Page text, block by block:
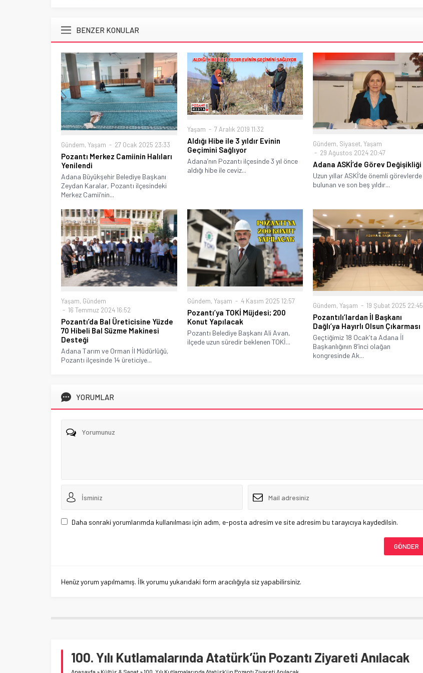
BENZER KONULAR
Gündem, Yaşam 27 Ocak 2025 23:33
Pozantı Merkez Camiinin Halıları
Yenilendi
Adana Büyükşehir Belediye Başkanı
Zeydan Karalar, Pozantı ilçesindeki
Merkez Camii’nin...
Yaşam 7 Aralık 2019 11:32
Aldığı Hibe ile 3 yıldır Evinin
Geçimini Sağlıyor
Adana’nın Pozantı ilçesinde 3 yıl önce
aldığı hibe ile ceviz...
Gündem, Siyaset,Yaşam
29 Ağustos 2024 20:47
Adana ASKİ’de Görev Değişikliği
Uzun yıllar ASKİ’de önemli görevlerde
bulunan ve son beş yıldır...
Yaşam, Gündem
16 Temmuz 2024 16:52
Pozantı’da Bal Üreticisine Yüzde
70 Hibeli Bal Süzme Makinesi
Desteği
Adana Tarım ve Orman İl Müdürlüğü,
Pozantı ilçesinde 14 üreticiye...
Gündem, Yaşam 4 Kasım 2025 12:57
Pozantı’ya TOKİ Müjdesi; 200
Konut Yapılacak
Pozantı Belediye Başkanı Ali Avan,
ilçede uzun süredir beklenen TOKİ...
Gündem,Yaşam 19 Şubat 2025 22:45
Pozantılı’lardan İl Başkanı
Dağlı’ya Hayırlı Olsun Çıkarması
Geçtiğimiz 18 Ocak’ta Adana İl
Başkanlığının 8’inci olağan
kongresinde Ak...
YORUMLAR
Daha sonraki yorumlarımda kullanılması için adım, e-posta adresim ve site adresim bu tarayıcıya kaydedilsin.
Henüz yorum yapılmamış. İlk yorumu yukarıdaki form aracılığıyla siz yapabilirsiniz.
100. Yılı Kutlamalarında Atatürk’ün Pozantı Ziyareti Anılacak